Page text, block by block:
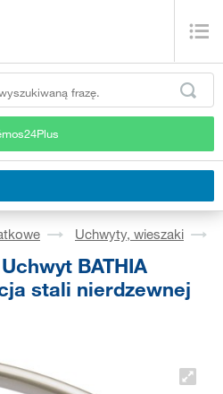
Uchwyty, wieszaki
BATHIA
stali nierdzewnej